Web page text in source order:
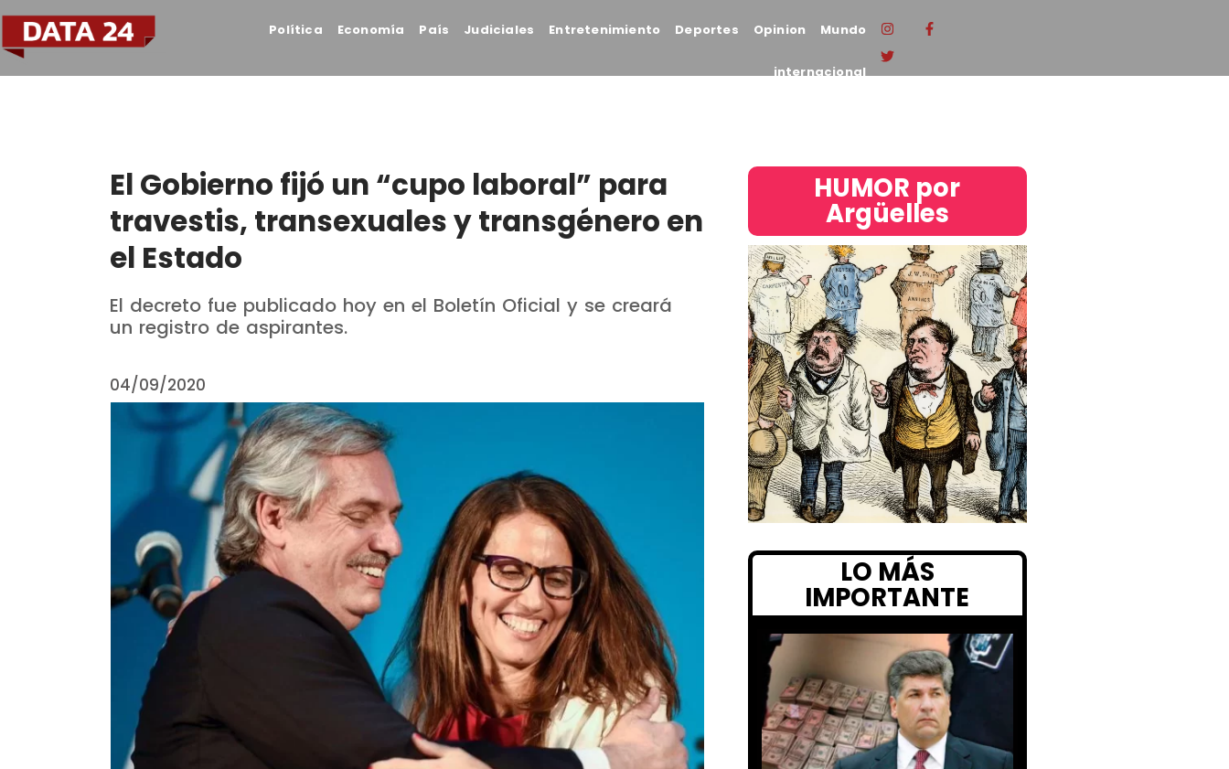
Política Economía País Judiciales Entretenimiento Deportes Opinion Mundo
internacional
El Gobierno fijó un “cupo laboral” para
travestis, transexuales y transgénero en
el Estado
El decreto fue publicado hoy en el Boletín Oficial y se creará
un registro de aspirantes.
04/09/2020
HUMOR por
Argüelles​
LO MÁS
IMPORTANTE